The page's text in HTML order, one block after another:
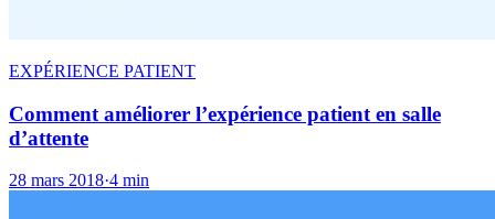
EXPÉRIENCE PATIENT
Comment améliorer l’expérience patient en salle
d’attente
28 mars 2018·4 min